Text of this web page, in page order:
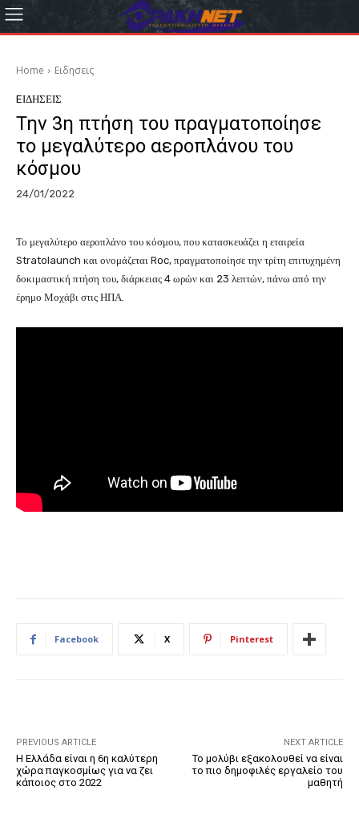
Home Eιδησεις
EΙΔΗΣΕΙΣ
Την 3η πτήση του πραγματοποίησε
το μεγαλύτερο αεροπλάνου του
κόσμου
24/01/2022
Το μεγαλύτερο αεροπλάνο του κόσμου, που κατασκευάζει η εταιρεία
Stratolaunch και ονομάζεται Roc, πραγματοποίησε την τρίτη επιτυχημένη
δοκιμαστική πτήση του, διάρκειας 4 ωρών και 23 λεπτών, πάνω από την
έρημο Μοχάβι στις ΗΠΑ.
Facebook X Pinterest
PREVIOUS ARTICLE
Η Ελλάδα είναι η 6η καλύτερη
χώρα παγκοσμίως για να ζει
κάποιος στο 2022
NEXT ARTICLE
Το μολύβι εξακολουθεί να είναι
το πιο δημοφιλές εργαλείο του
μαθητή